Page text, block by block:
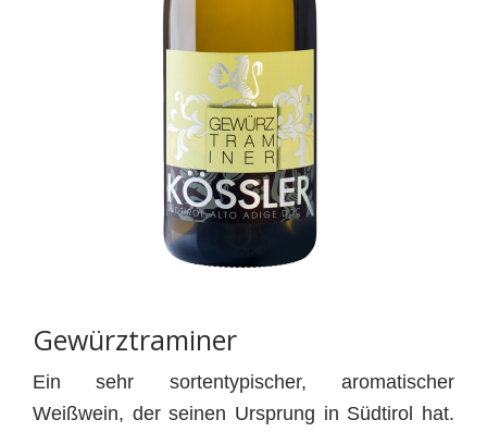
Gewürztraminer
Ein sehr sortentypischer, aromatischer
Weißwein, der seinen Ursprung in Südtirol hat.